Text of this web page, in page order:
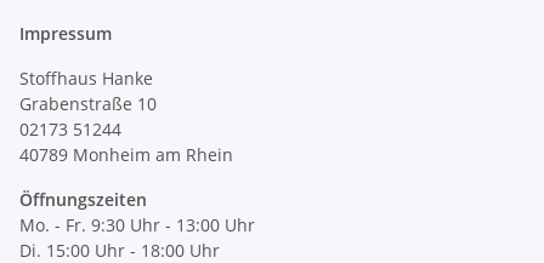
Impressum
Stoffhaus Hanke
Grabenstraße 10
02173 51244
40789 Monheim am Rhein
Öffnungszeiten
Mo. - Fr. 9:30 Uhr - 13:00 Uhr
Di. 15:00 Uhr - 18:00 Uhr